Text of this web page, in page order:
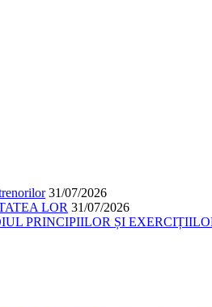
31/07/2026
LOR 31/07/2026
PRINCIPIILOR ȘI